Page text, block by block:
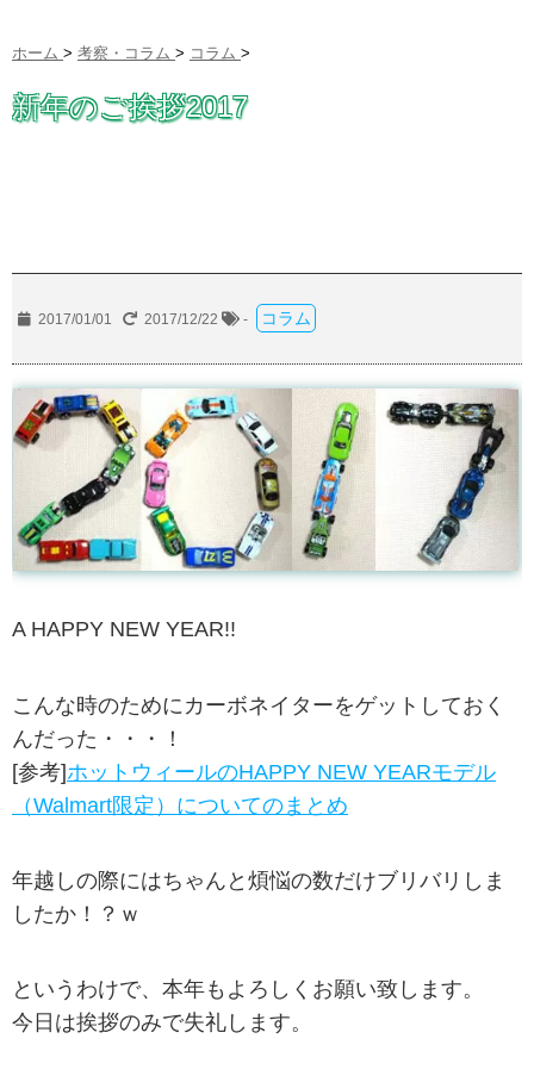
ホーム > 考察・コラム > コラム >
新年のご挨拶2017
2017/01/01 2017/12/22 - コラム
A HAPPY NEW YEAR!!
こんな時のためにカーボネイターをゲットしておく
んだった・・・！
[参考]ホットウィールのHAPPY NEW YEARモデル
（Walmart限定）についてのまとめ
年越しの際にはちゃんと煩悩の数だけブリバリしま
したか！？ｗ
というわけで、本年もよろしくお願い致します。
今日は挨拶のみで失礼します。